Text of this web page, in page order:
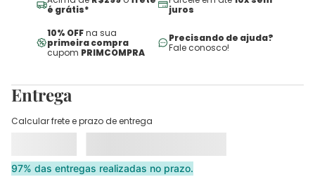
é grátis*
juros
10% OFFna sua
primeira compra
cupom PRIMCOMPRA
Precisando de ajuda?
Fale conosco!
Entrega
Calcular frete e prazo de entrega
97% das entregas realizadas no prazo.